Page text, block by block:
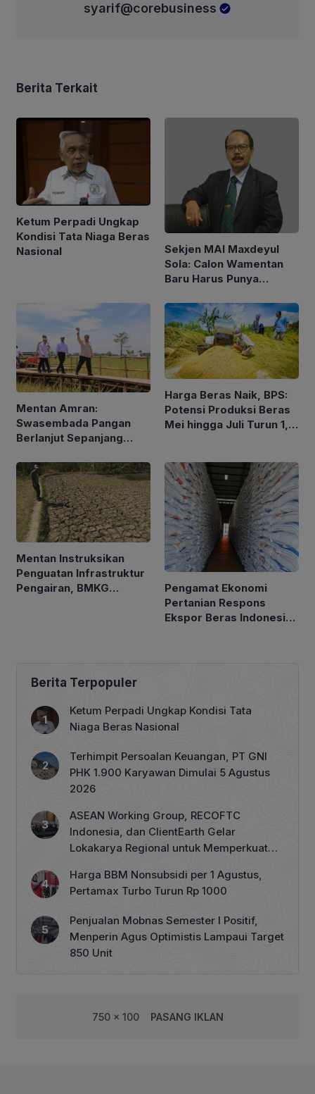
syarif@corebusiness
Berita Terkait
Ketum Perpadi Ungkap
Kondisi Tata Niaga Beras
Nasional
Sekjen MAI Maxdeyul
Sola: Calon Wamentan
Baru Harus Punya
Holistik
Mentan Amran:
Swasembada Pangan
Berlanjut Sepanjang
Harga Beras Naik, BPS:
Potensi Produksi Beras
Mei hingga Juli Turun 1,16
Mentan Instruksikan
Penguatan Infrastruktur
Pengairan, BMKG
Pengamat Ekonomi
Pertanian Respons
Ekspor Beras Indonesia
Berita Terpopuler
Ketum Perpadi Ungkap Kondisi Tata
Niaga Beras Nasional
Terhimpit Persoalan Keuangan, PT GNI
PHK 1.900 Karyawan Dimulai 5 Agustus
2026
ASEAN Working Group, RECOFTC
Indonesia, dan ClientEarth Gelar
Lokakarya Regional untuk Memperkuat
Harga BBM Nonsubsidi per 1 Agustus,
Pertamax Turbo Turun Rp 1000
Penjualan Mobnas Semester I Positif,
Menperin Agus Optimistis Lampaui Target
850 Unit
750 x 100 PASANG IKLAN